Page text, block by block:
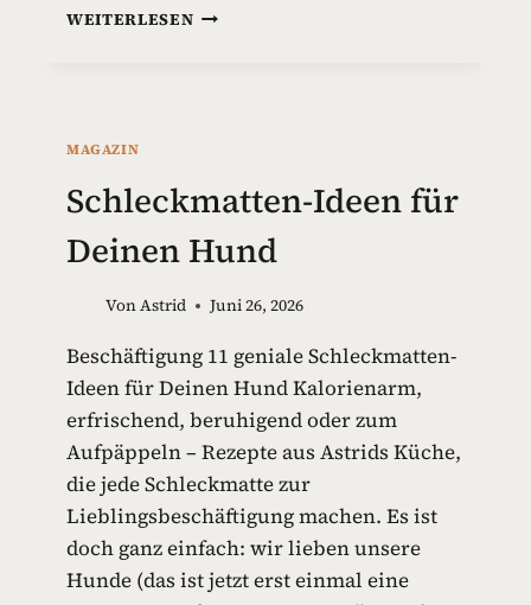
WEITERLESENG
F
E
I
H
N
D
E
P
I
E
L
Z
E
MAGAZIN
Schleckmatten-Ideen für
Deinen Hund
VonAstrid Juni 26, 2026
Beschäftigung 11 geniale Schleckmatten-
Ideen für Deinen Hund Kalorienarm,
erfrischend, beruhigend oder zum
Aufpäppeln – Rezepte aus Astrids Küche,
die jede Schleckmatte zur
Lieblingsbeschäftigung machen. Es ist
doch ganz einfach: wir lieben unsere
Hunde (das ist jetzt erst einmal eine